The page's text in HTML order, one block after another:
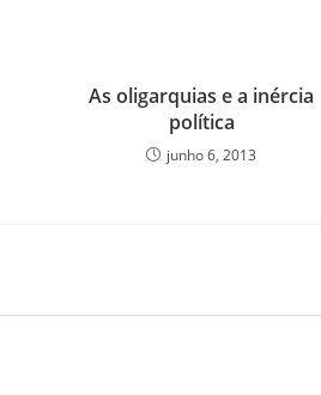
As oligarquias e a inércia
política
junho 6, 2013